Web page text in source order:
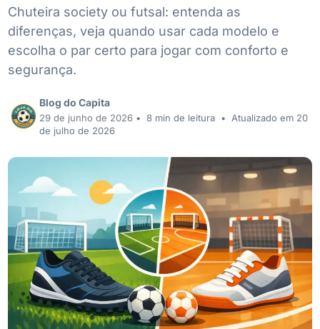
Chuteira society ou futsal: entenda as
diferenças, veja quando usar cada modelo e
escolha o par certo para jogar com conforto e
segurança.
Blog do Capita
29 de junho de 2026 • 8 min de leitura •
Atualizado em 20
de julho de 2026